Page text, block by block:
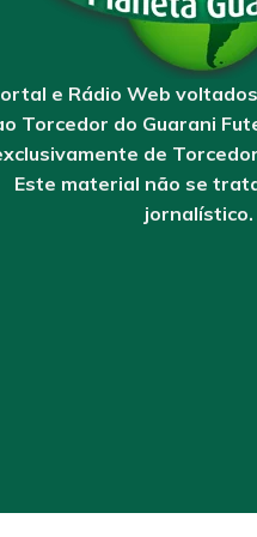
e Rádio Web
Torcedor do Guarani
de
Este material não se
jornalístico.